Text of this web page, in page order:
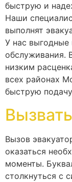
быструю и
Наши
выполнят
У нас выгодные
обслуживания.
низким
всех районах
быструю
Вызов
оказаться
моменты.
столкнуться с